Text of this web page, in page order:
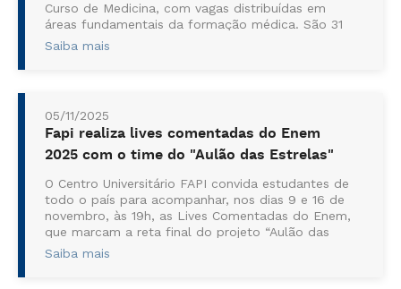
Curso de Medicina, com vagas distribuídas em
áreas fundamentais da formação médica. São 31
oportunidades para professores com titulação
Saiba mais
05/11/2025
Fapi realiza lives comentadas do Enem
2025 com o time do "Aulão das Estrelas"
O Centro Universitário FAPI convida estudantes de
todo o país para acompanhar, nos dias 9 e 16 de
novembro, às 19h, as Lives Comentadas do Enem,
que marcam a reta final do projeto “Aulão das
Estrelas”. A programação será dividida da seguinte
Saiba mais